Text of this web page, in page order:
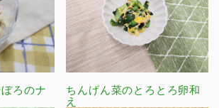
ろのナ
ちんげん菜のとろとろ卵和
え